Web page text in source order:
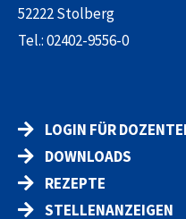
52222 Stolberg
Tel.:02402-9556-0
LOGIN FÜR
DOWNLOADS
REZEPTE
STELLENANZEIGEN